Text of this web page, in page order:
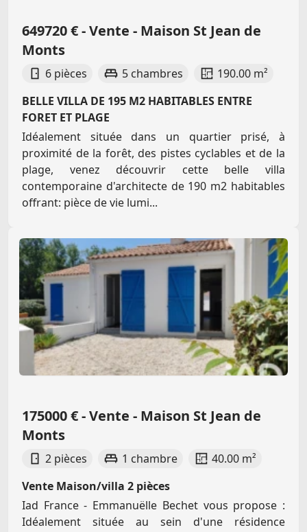
649720 € - Vente - Maison St Jean de
Monts
6 pièces 5 chambres
190.00 m²
BELLE VILLA DE 195 M2 HABITABLES ENTRE
FORET ET PLAGE
Idéalement située dans un quartier prisé, à
proximité de la forêt, des pistes cyclables et de la
plage, venez découvrir cette belle villa
contemporaine d'architecte de 190 m2 habitables
offrant: pièce de vie lumi...
175000 € - Vente - Maison St Jean de
Monts
2 pièces 1 chambre
40.00 m²
Vente Maison/villa 2 pièces
Iad France - Emmanuëlle Bechet vous propose :
Idéalement située au sein d'une résidence